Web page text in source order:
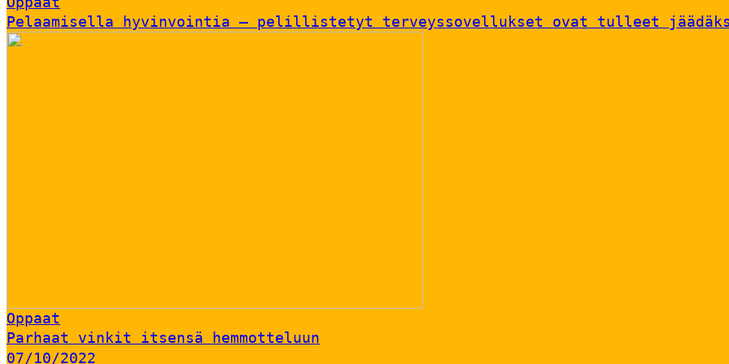
Pelaamisella hyvinvointia – pelillistetyt terveyssovellukset ovat tulleet
Oppaat
Parhaat vinkit itsensä hemmotteluun
07/10/2022